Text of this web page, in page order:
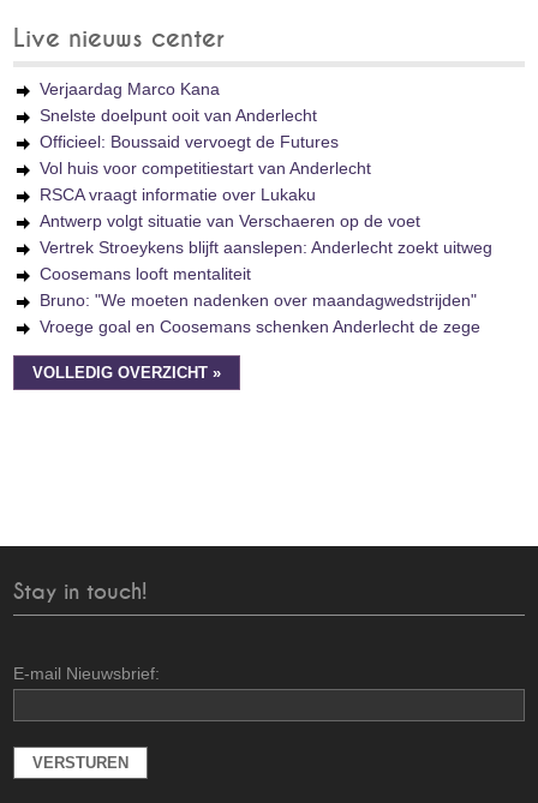
Live nieuws center
Verjaardag Marco Kana
Snelste doelpunt ooit van Anderlecht
Officieel: Boussaid vervoegt de Futures
Vol huis voor competitiestart van Anderlecht
RSCA vraagt informatie over Lukaku
Antwerp volgt situatie van Verschaeren op de voet
Vertrek Stroeykens blijft aanslepen: Anderlecht zoekt uitweg
Coosemans looft mentaliteit
Bruno: "We moeten nadenken over maandagwedstrijden"
Vroege goal en Coosemans schenken Anderlecht de zege
VOLLEDIG OVERZICHT »
Stay in touch!
E-mail Nieuwsbrief: